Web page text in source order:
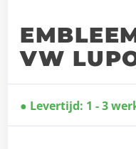
VW
Levertijd: 1 - 3